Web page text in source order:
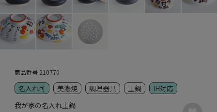
商品番号 210770
名入れ可 美濃焼 調理器具 土鍋
IH対応
我が家の名入れ土鍋